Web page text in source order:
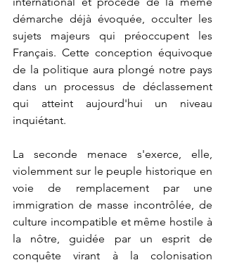
démarche déjà évoquée, occulter les
sujets majeurs qui préoccupent les
Français. Cette conception équivoque
de la politique aura plongé notre pays
dans un processus de déclassement
qui atteint aujourd'hui un niveau
inquiétant.
La seconde menace s'exerce, elle,
violemment sur le peuple historique en
voie de remplacement par une
immigration de masse incontrôlée, de
culture incompatible et même hostile à
la nôtre, guidée par un esprit de
conquête virant à la colonisation